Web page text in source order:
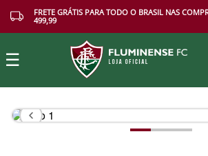
FRETE GRÁTIS PARA TODO O BRASIL NAS
499,99
☰
Buscar